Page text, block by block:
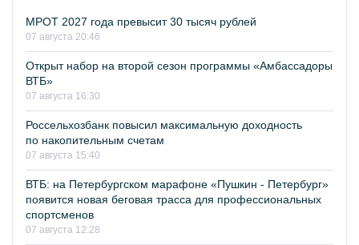
МРОТ 2027 года превысит 30 тысяч рублей
07 августа 20:46
Открыт набор на второй сезон программы «Амбассадоры
ВТБ»
07 августа 16:30
Россельхозбанк повысил максимальную доходность
по накопительным счетам
07 августа 15:40
ВТБ: на Петербургском марафоне «Пушкин - Петербург»
появится новая беговая трасса для профессиональных
спортсменов
07 августа 12:28